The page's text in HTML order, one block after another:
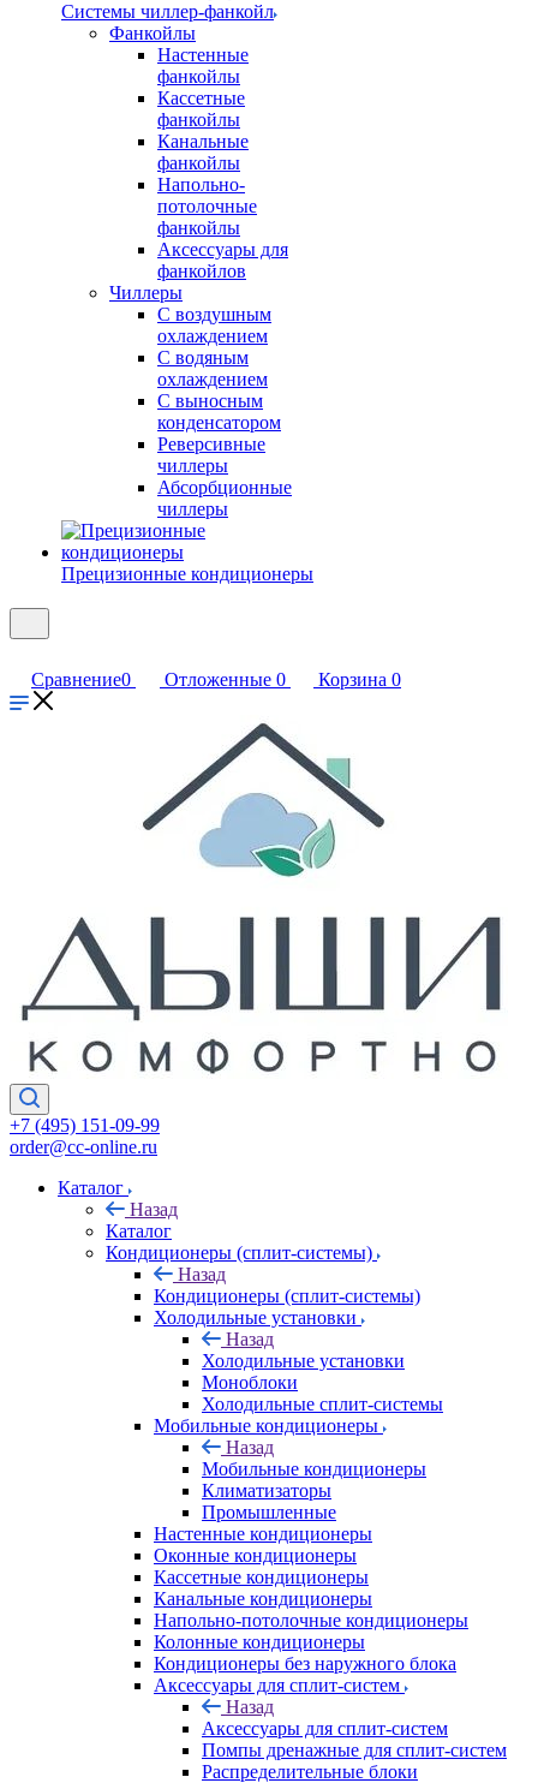
Системы чиллер-фанкойл
Фанкойлы
Настенные
фанкойлы
Кассетные
фанкойлы
Канальные
фанкойлы
Напольно-
потолочные
фанкойлы
Аксессуары для
фанкойлов
Чиллеры
С воздушным
охлаждением
С водяным
охлаждением
С выносным
конденсатором
Реверсивные
чиллеры
Абсорбционные
чиллеры
Прецизионные кондиционеры
Сравнение0 Отложенные 0 Корзина 0
+7 (495) 151-09-99
order@cc-online.ru
Каталог
Назад
Каталог
Кондиционеры (сплит-системы)
Назад
Кондиционеры (сплит-системы)
Холодильные установки
Назад
Холодильные установки
Моноблоки
Холодильные сплит-системы
Мобильные кондиционеры
Назад
Мобильные кондиционеры
Климатизаторы
Промышленные
Настенные кондиционеры
Оконные кондиционеры
Кассетные кондиционеры
Канальные кондиционеры
Напольно-потолочные кондиционеры
Колонные кондиционеры
Кондиционеры без наружного блока
Аксессуары для сплит-систем
Назад
Аксессуары для сплит-систем
Помпы дренажные для сплит-систем
Распределительные блоки